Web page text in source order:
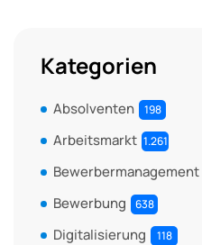
Kategorien
Absolventen 198
Arbeitsmarkt 1.261
Bewerbermanagement
Bewerbung 638
Digitalisierung 118